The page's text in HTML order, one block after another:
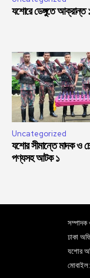
যশোরে ডেঙ্গুতে আক্রান্ত
Uncategorized
যশোর সীমান্তে মাদক ও
পণ্যসহ আটক ১
সম্পাদক
ঢাকা
যশোর